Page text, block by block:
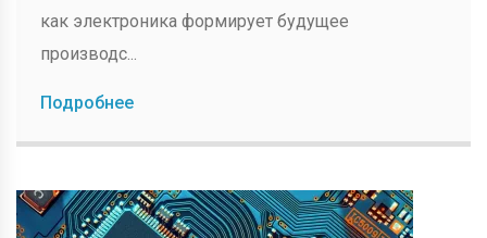
как электроника формирует будущее
производс...
Подробнее